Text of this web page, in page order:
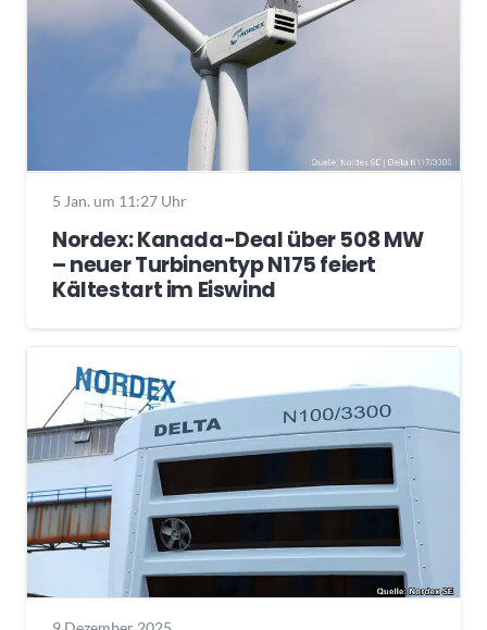
5 Jan. um 11:27 Uhr
Nordex: Kanada-Deal über 508 MW
– neuer Turbinentyp N175 feiert
Kältestart im Eiswind